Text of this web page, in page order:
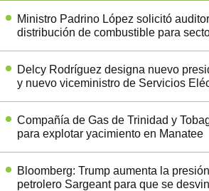
Ministro Padrino López solicitó
distribución de combustible para
Delcy Rodríguez designa nuevo
y nuevo viceministro de Servicios
Compañía de Gas de Trinidad y
para explotar yacimiento en Manatee
Bloomberg: Trump aumenta la
petrolero Sargeant para que se